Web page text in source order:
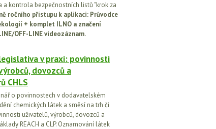
a kontrola bezpečnostních listů "krok za
ročního přístupu k aplikaci: Průvodce
+ komplet ILNO a značení
OFF-LINE videozáznam.
v praxi: povinnosti
dovozců a
CHLS
o povinnostech v dodavatelském
chemických látek a směsí na trh či
uživatelů, výrobců, dovozců a
REACH a CLP. Oznamování látek